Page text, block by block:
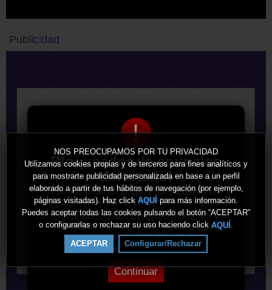
!
Bloqueador de anuncios
detectado!
Hemos detectado que estás usando un
bloqueador de anuncios en tu navegador.
Los anuncios nos permiten mantener y
gestionar este sitio. Por favor, añade
nuestro sitio a la lista blanca de tu
bloqueador de anuncios.
Continuar
NOS PREOCUPAMOS POR TU PRIVACIDAD
Utilizamos cookies propias y de terceros para fines analíticos y
para mostrarte publicidad personalizada en base a un perfil
elaborado a partir de tus hábitos de navegación (por ejemplo,
páginas visitadas). Haz click AQUÍ para más información.
Puedes aceptar todas las cookies pulsando el botón “ACEPTAR”
o configurarlas o rechazar su uso haciendo click AQUÍ
ACEPTAR Configurar/Rechazar
Publicidad